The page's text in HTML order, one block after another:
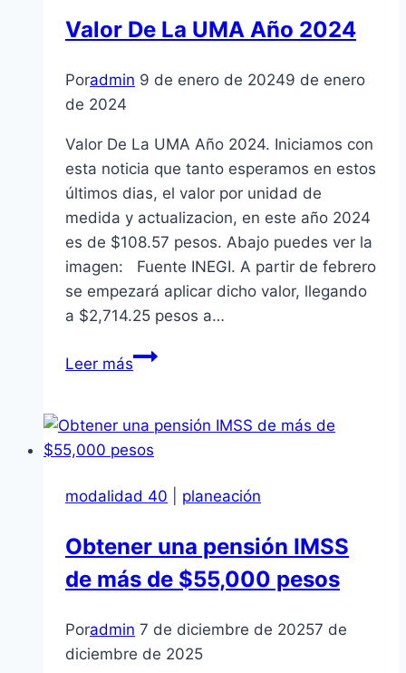
pensión
garantizada
73
(2026)
Valor De La UMA Año 2024
Poradmin 9 de enero de 20249 de enero
de 2024
Valor De La UMA Año 2024. Iniciamos con
esta noticia que tanto esperamos en estos
últimos dias, el valor por unidad de
medida y actualizacion, en este año 2024
es de $108.57 pesos. Abajo puedes ver la
imagen: Fuente INEGI. A partir de febrero
se empezará aplicar dicho valor, llegando
a $2,714.25 pesos a…
Leer másValor
UMA
Año
modalidad 40
planeación
Obtener una pensión IMSS
de más de $55,000 pesos
Poradmin 7 de diciembre de 20257 de
diciembre de 2025